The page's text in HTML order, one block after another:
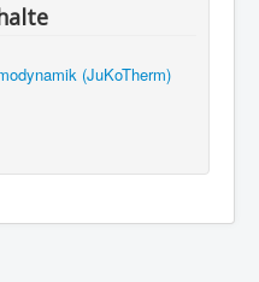
(JuKoTherm)